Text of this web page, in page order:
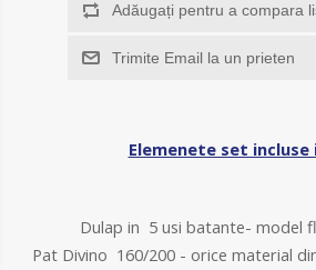
Adăugați pentru a compara
Trimite Email la un prieten
Elemenete set
Dulap in 5 usi batante- model
Pat Divino 160/200 - orice material